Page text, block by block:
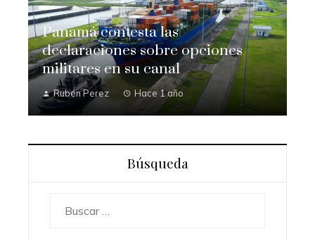
Panamá contesta las
declaraciones sobre opciones
militares en su canal
Rubén Perez Hace 1 año
Búsqueda